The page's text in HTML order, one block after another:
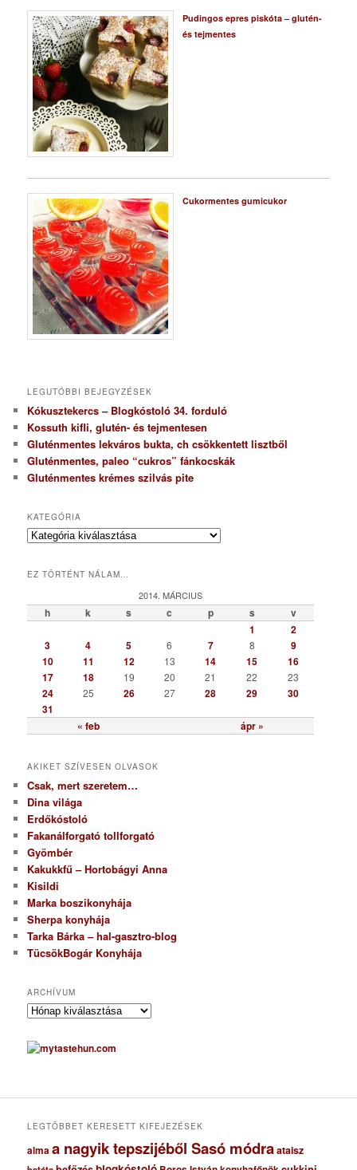
Pudingos epres piskóta – glutén-
és tejmentes
Cukormentes gumicukor
LEGUTÓBBI BEJEGYZÉSEK
Kókusztekercs – Blogkóstoló 34. forduló
Kossuth kifli, glutén- és tejmentesen
Gluténmentes lekváros bukta, ch csökkentett lisztből
Gluténmentes, paleo “cukros” fánkocskák
Gluténmentes krémes szilvás pite
KATEGÓRIA
K
e
r
EZ TÖRTÉNT NÁLAM…
2014. MÁRCIUS
h k s c p s v
« feb ápr »
1
2
3
4 5 6 7 8
9
10
11 12 13 14 15
16
17
18 19 20 21 22 23
24 25 26 27 28 29
30
31
AKIKET SZÍVESEN OLVASOK
Csak, mert szeretem…
Dina világa
Erdőkóstoló
Fakanálforgató tollforgató
Gyömbér
Kakukkfű – Hortobágyi Anna
Kisildi
Marka boszikonyhája
Sherpa konyhája
Tarka Bárka – hal-gasztro-blog
TücsökBogár Konyhája
ARCHÍVUM
A
c
h
u
LEGTÖBBET KERESETT KIFEJEZÉSEK
almaa nagyik tepszijéből Sasó módraataisz